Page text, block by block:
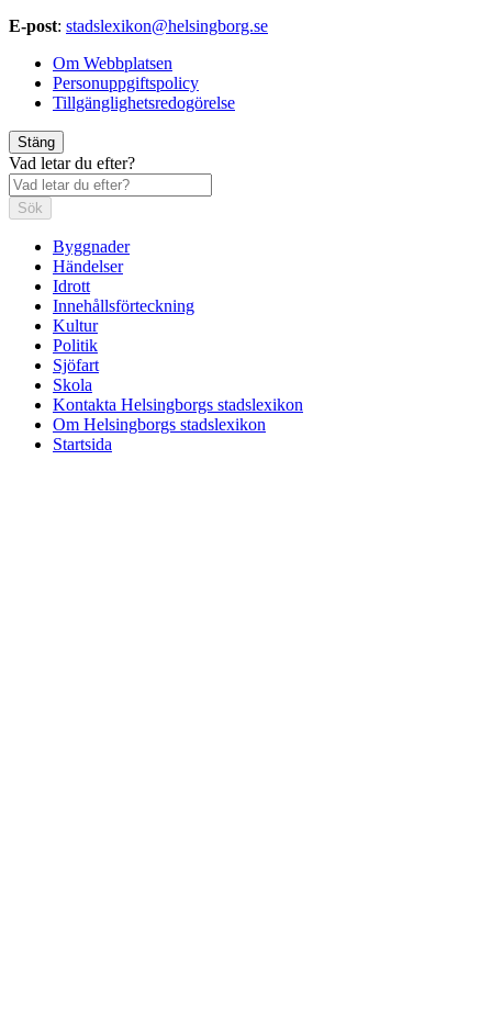
E-post: stadslexikon@helsingborg.se
Om Webbplatsen
Personuppgiftspolicy
Tillgänglighetsredogörelse
Stäng
Vad letar du efter?
Sök
Byggnader
Händelser
Idrott
Innehållsförteckning
Kultur
Politik
Sjöfart
Skola
Kontakta Helsingborgs stadslexikon
Om Helsingborgs stadslexikon
Startsida